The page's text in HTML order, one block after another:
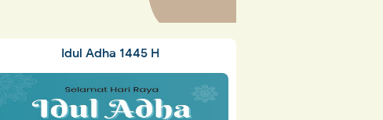
Idul Adha 1445 H